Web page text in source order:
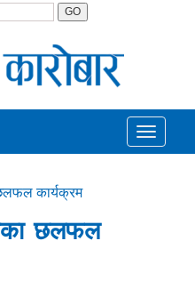
GO
Toggle
कार्यक्रम
छलफल